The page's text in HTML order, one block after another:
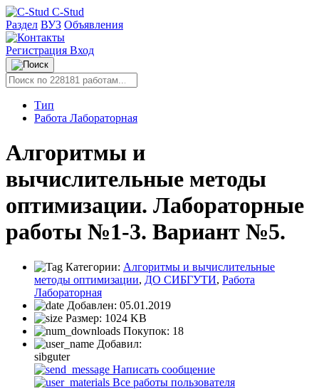
C-Stud
Раздел ВУЗ Объявления
Регистрация Вход
Тип
Работа Лабораторная
Алгоритмы и
вычислительные методы
оптимизации. Лабораторные
работы №1-3. Вариант №5.
Категории: Алгоритмы и вычислительные
методы оптимизации, ДО СИБГУТИ, Работа
Лабораторная
Добавлен: 05.01.2019
Размер: 1024 KB
Покупок: 18
Добавил:
sibguter
Написать сообщение
Все работы пользователя